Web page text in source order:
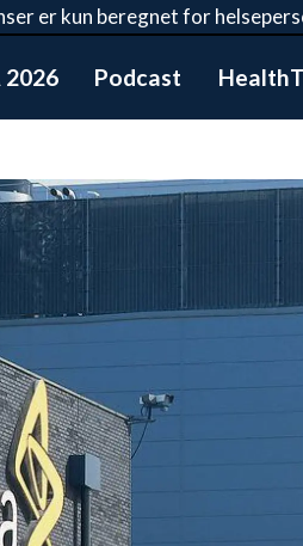
er kun beregnet for
2026 Podcast